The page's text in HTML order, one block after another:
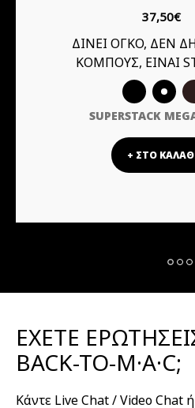
37,50€
ΔΙΝΕΙ ΟΓΚΟ, ΔΕΝ ΔΗΜΙΟΥΡΓΕΙ
ΚΟΜΠΟΥΣ, ΕΙΝΑΙ
SUPERSTACK
+ ΣΤΟ
EXETE
BACK-TO-M·A·C;
Κάντε Live Chat / Video Chat